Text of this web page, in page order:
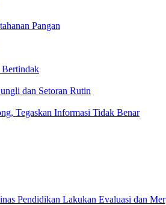
Pangan
Bertindak
dan Setoran Rutin
Tegaskan Informasi Tidak Benar
Pendidikan Lakukan Evaluasi dan